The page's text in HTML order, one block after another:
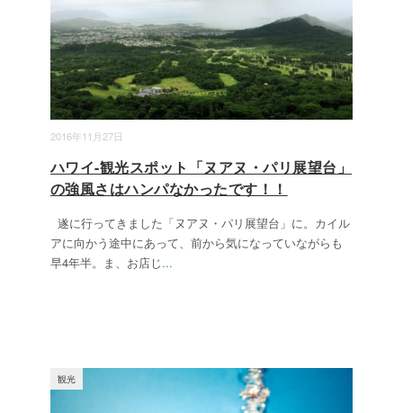
2016年11月27日
ハワイ-観光スポット「ヌアヌ・パリ展望台」
の強風さはハンパなかったです！！
遂に行ってきました「ヌアヌ・パリ展望台」に。カイル
アに向かう途中にあって、前から気になっていながらも
早4年半。ま、お店じ...
観光